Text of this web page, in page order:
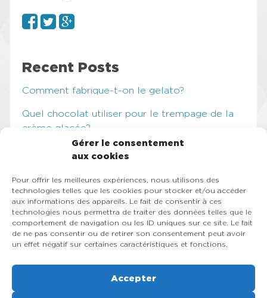
Gérer le consentement
aux cookies
Pour offrir les meilleures expériences, nous utilisons des
technologies telles que les cookies pour stocker et/ou accéder
aux informations des appareils. Le fait de consentir à ces
technologies nous permettra de traiter des données telles que le
comportement de navigation ou les ID uniques sur ce site. Le fait
de ne pas consentir ou de retirer son consentement peut avoir
un effet négatif sur certaines caractéristiques et fonctions.
Accepter
Recent Posts
Comment fabrique-t-on le gelato?
Quel chocolat utiliser pour le trempage de la
crème glacée?
Comment augmenter sa régularité en
Les éléments à considérer avant l’achat d’une
machine à crème glacée molle
Categories